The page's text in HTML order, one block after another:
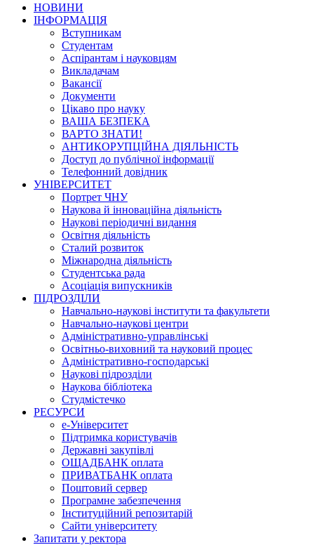
НОВИНИ
ІНФОРМАЦІЯ
Вступникам
Студентам
Аспірантам і науковцям
Викладачам
Вакансії
Документи
Цікаво про науку
ВАША БЕЗПЕКА
ВАРТО ЗНАТИ!
АНТИКОРУПЦІЙНА ДІЯЛЬНІСТЬ
Доступ до публічної інформації
Телефонний довідник
УНІВЕРСИТЕТ
Портрет ЧНУ
Наукова й інноваційна діяльність
Наукові періодичні видання
Освітня діяльність
Сталий розвиток
Міжнародна діяльність
Студентська рада
Асоціація випускників
ПІДРОЗДІЛИ
Навчально-наукові інститути та факультети
Навчально-наукові центри
Адміністративно-управлінські
Освітньо-виховний та науковий процес
Адміністративно-господарські
Наукові підрозділи
Наукова бібліотека
Студмістечко
РЕСУРСИ
е-Університет
Підтримка користувачів
Державні закупівлі
ОЩАДБАНК оплата
ПРИВАТБАНК оплата
Поштовий сервер
Програмне забезпечення
Інституційний репозитарій
Сайти університету
Запитати у ректора